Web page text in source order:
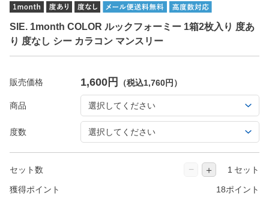
SIE. 1month COLOR ルックフォーミー 1箱2枚入り 度あ
り 度なし シー カラコン マンスリー
販売価格 1,600円 （税込1,760円）
商品
度数
セット数 − ＋ セット
獲得ポイント 18ポイント